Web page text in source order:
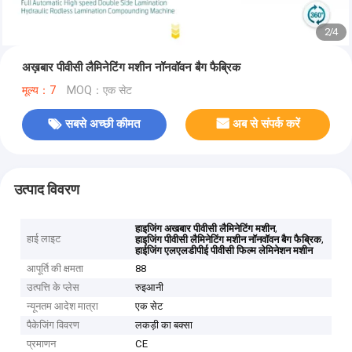
2/4
अख़बार पीवीसी लैमिनेटिंग मशीन नॉनवॉवन बैग फैब्रिक
मूल्य：7 MOQ：एक सेट
सबसे अच्छी कीमत अब से संपर्क करें
उत्पाद विवरण
हाई लाइट
हाइजिंग अखबार पीवीसी लैमिनेटिंग मशीन,
हाइजिंग पीवीसी लैमिनेटिंग मशीन नॉनवॉवन बैग फैब्रिक,
हाईजिंग एलएलडीपीई पीवीसी फिल्म लेमिनेशन मशीन
आपूर्ति की क्षमता
88
उत्पत्ति के प्लेस
रुइआनी
न्यूनतम आदेश मात्रा
एक सेट
पैकेजिंग विवरण
लकड़ी का बक्सा
प्रमाणन
CE